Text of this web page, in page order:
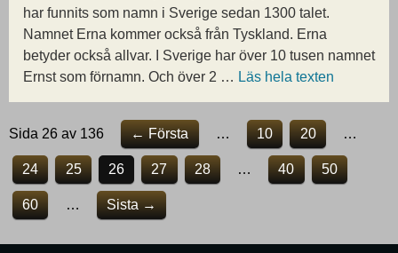
har funnits som namn i Sverige sedan 1300 talet.
Namnet Erna kommer också från Tyskland. Erna
betyder också allvar. I Sverige har över 10 tusen namnet
Ernst som förnamn. Och över 2 … Läs hela texten
Sida 26 av 136 ← Första … 10 20 …
24 25 26 27 28 … 40 50
60 … Sista →